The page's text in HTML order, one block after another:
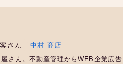
さん 中村 商店
さん。不動産管理からWEB企業広